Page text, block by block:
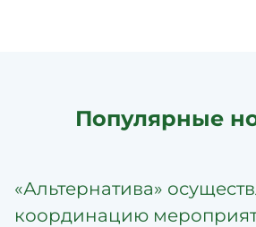
Популярные
«Альтернатива»
координацию